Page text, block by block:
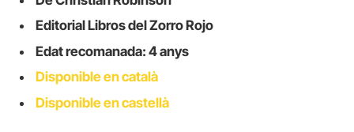
Editorial Libros del Zorro Rojo
Edat recomanada: 4 anys
Disponible en català
Disponible en castellà